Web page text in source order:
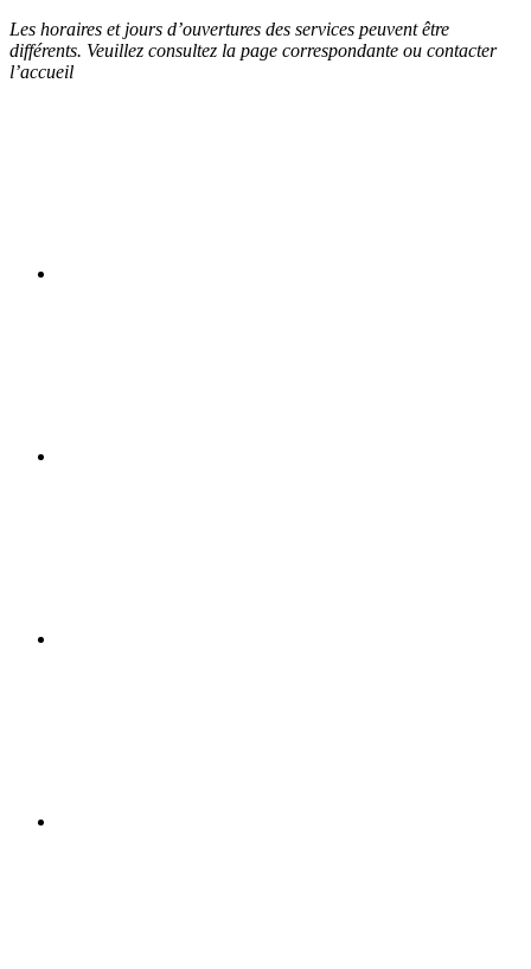
Les horaires et jours d’ouvertures des services peuvent être
différents. Veuillez consultez la page correspondante ou contacter
l’accueil